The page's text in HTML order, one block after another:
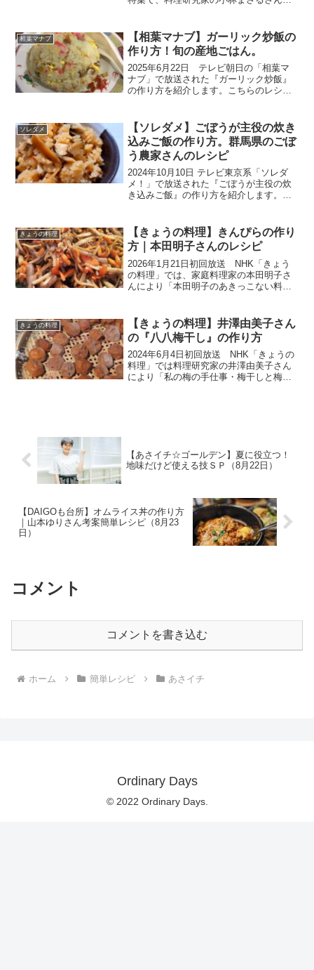
ぱいの92歳のスープです。材料と作り方
をまとめまし...
相葉マナブ
【相葉マナブ】ガーリック炒飯の
作り方！旬の産地ごはん。
2025年6月22日 テレビ朝日の「相葉マ
ナブ」で放送された『ガーリック炒飯』
の作り方を紹介します。こちらのレシピ
横須賀市の『にんにく』です。農家さん
が育てているのは「...
ソレダメ
【ソレダメ】ごぼうが主役の炊き
込みご飯の作り方。群馬県のごぼ
う農家さんのレシピ
2024年10月10日 テレビ東京系「ソレダ
メ！」で放送された『ごぼうが主役の炊
き込みご飯』の作り方を紹介します。こ
✅超簡単！旬の食材を使ったご当地炊き
込みご飯SPきの...
きょうの料理
【きょうの料理】きんぴらの作り
方｜本田明子さんのレシピ
2026年1月21日初回放送 NHK「きょう
の料理」では、家庭料理家の本田明子さ
んにより「本田明子のあきっこない料
ら」。砂糖としょうゆのシンプルレシピ
です。つくるときは簡単...
きょうの料理
【きょうの料理】井澤由美子さん
の『八八梅干し』の作り方
2024年6月4日初回放送 NHK「きょうの
料理」では料理研究家の井澤由美子さん
により「私の梅の手仕事・梅干しと梅料
【あさイチ☆ゴールデン】夏に役立つ！
地味だけど使える技ＳＰ（8月22日）
【DAIGOも台所】オムライス丼の作り方
｜山本ゆりさん考案簡単レシピ（8月23
日）
コメント
コメントを書き込む
ホーム 簡単レシピ あさイチ
Ordinary Days
© 2022 Ordinary Days.